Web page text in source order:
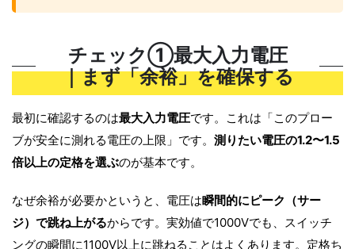
チェック①最大入力電圧
｜まず「余裕」を確保する
最初に確認するのは最大入力電圧です。これは「このプロー
ブが安全に測れる電圧の上限」です。 測りたい電圧の1.2〜1.5
倍以上の定格を選ぶのが基本です。
なぜ余裕が必要かというと、電圧は瞬間的にピーク（サー
ジ）で跳ね上がるからです。実効値で1000Vでも、スイッチ
ングの瞬間に1100V以上に跳ねることはよくあります。定格ち